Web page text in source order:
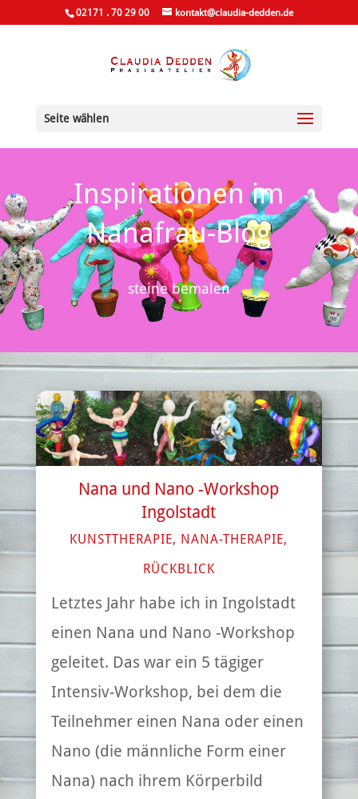
02171 . 70 29 00 kontakt@claudia-dedden.de
Seite wählen
Inspirationen im
Nanafrau-Blog
steine bemalen
Nana und Nano -Workshop
Ingolstadt
KUNSTTHERAPIE, NANA-THERAPIE,
RÜCKBLICK
Letztes Jahr habe ich in Ingolstadt
einen Nana und Nano -Workshop
geleitet. Das war ein 5 tägiger
Intensiv-Workshop, bei dem die
Teilnehmer einen Nana oder einen
Nano (die männliche Form einer
Nana) nach ihrem Körperbild